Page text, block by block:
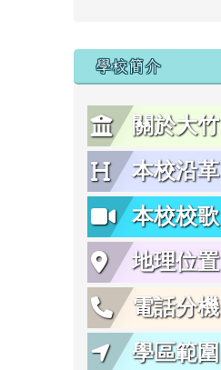
學校簡介
關於大竹
本校沿革
本校校歌
地理位置
電話分機
學區範圍